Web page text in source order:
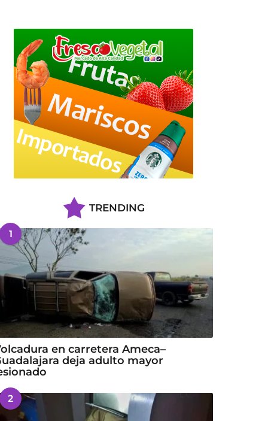
TRENDING
1
en carretera Ameca–
deja adulto mayor
2